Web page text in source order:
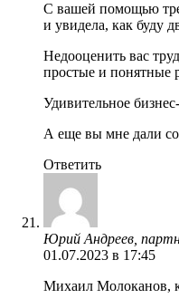
С вашей помощью
и увидела, как буду
Недооценить вас
простые и понятные
Удивительное
А еще вы мне дали
Ответить
Юрий Андреев,
01.07.2023 в 17:45
Михаил Молоканов,